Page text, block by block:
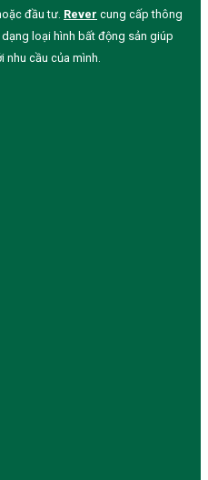
đầu tư. Rever cung cấp thông
loại hình bất động sản giúp
cầu của mình.